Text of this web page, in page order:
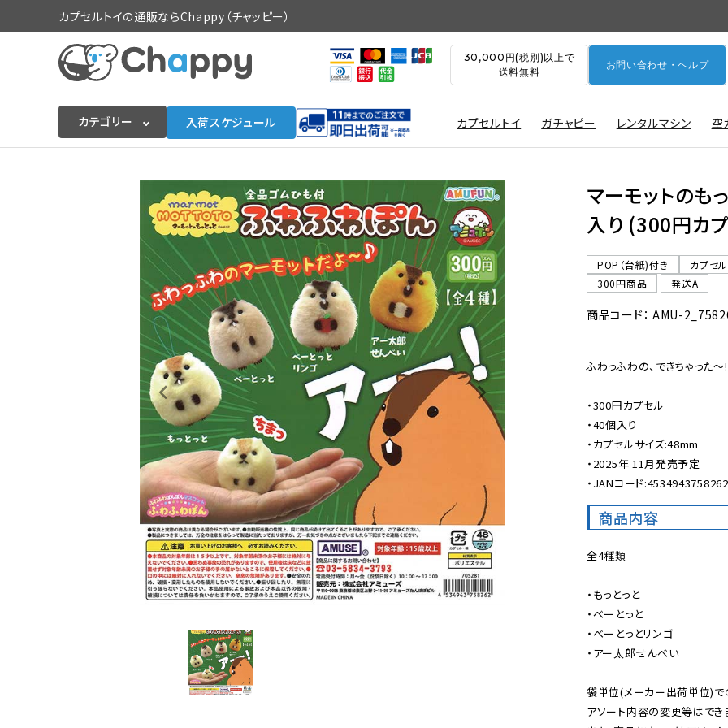
カプセルトイの通販ならChappy（チャッピー）
30,000円(税別)以上で
送料無料
お問い合わせ・ヘルプ
カテゴリー 入荷スケジュール カプセルトイ ガチャピー レンタルマシン 空
入荷スケジュールをチェック
カプセルトイマシン本体
販促用空カプセル
景品・玩具・文具
販促用カプセルトイ
よくあるご質問
ご利用ガイド
06-6282-7659
マーモットのも
入り (300円カ
POP（台紙)付き
カプセ
300円商品
発送A
商品コード： AMU-
ふわっふわの、できちゃった〜!
・300円カプセル
・40個入り
・カプセルサイズ:48mm
・2025年 11月発売予定
・JANコード:4534943758262
商品内容
全4種類
・もっとっと
・べーとっと
・べーとっとリンゴ
・アー太郎せんべい
袋単位(メーカー出荷単位)で
アソート内容の変更等はでき